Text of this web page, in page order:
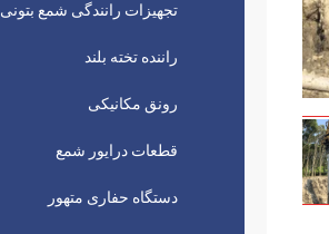
تجهیزات رانندگی شمع بتونی
راننده تخته بلند
رونق مکانیکی
قطعات درایور شمع
دستگاه حفاری متهور